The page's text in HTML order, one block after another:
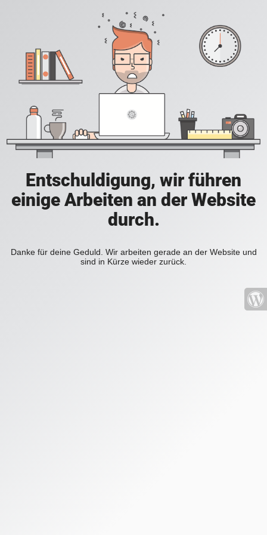
Entschuldigung, wir führen
einige Arbeiten an der Website
durch.
Danke für deine Geduld. Wir arbeiten gerade an der Website und
sind in Kürze wieder zurück.